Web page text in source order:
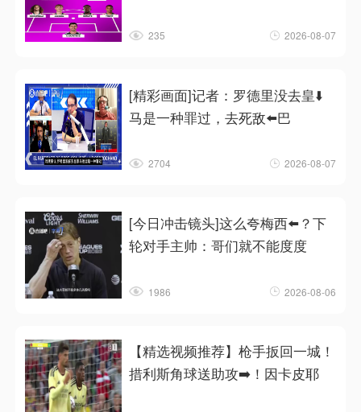
235 2026-08-07
[精彩画面]记者：罗德里没去皇⬇️
马是一种罪过，去死敌⬅️巴
2704 2026-08-07
[今日冲击镜头]这么夸梅西⬅️？下
轮对手主帅：哥们就不能度度
1986 2026-08-06
【精选视频推荐】枪手扳回一城！
措利斯角球送助攻➡️！因卡皮耶